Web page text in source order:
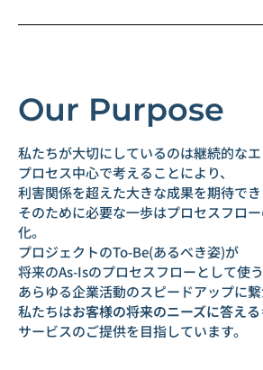
す。
ブログはこちら
Our Purpose
私たちが大切にしているのは継続的なエ
プロセス中心で考えることにより、
利害関係を超えた大きな成果を期待でき
そのために必要な一歩はプロセスフロ
化。
プロジェクトのTo-Be(あるべき姿)が
将来のAs-Isのプロセスフローとして使
あらゆる企業活動のスピードアップに繋
私たちはお客様の将来のニーズに答え
サービスのご提供を目指しています。